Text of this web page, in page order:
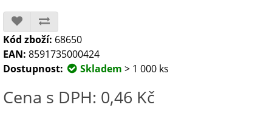
Kód zboží: 68650
EAN: 8591735000424
Dostupnost:
Skladem > 1 000 ks
Cena s DPH: 0,46 Kč